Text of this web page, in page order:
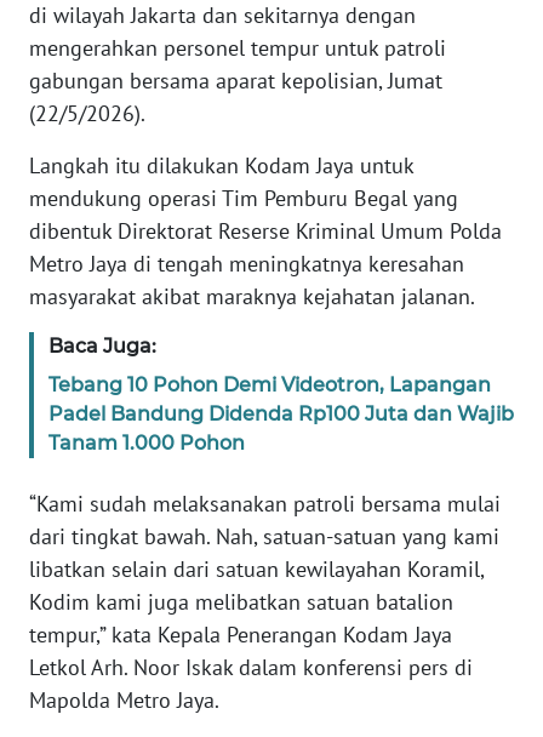
di wilayah Jakarta dan sekitarnya dengan
mengerahkan personel tempur untuk patroli
gabungan bersama aparat kepolisian, Jumat
(22/5/2026).
Langkah itu dilakukan Kodam Jaya untuk
mendukung operasi Tim Pemburu Begal yang
dibentuk Direktorat Reserse Kriminal Umum Polda
Metro Jaya di tengah meningkatnya keresahan
masyarakat akibat maraknya kejahatan jalanan.
Baca Juga:
Tebang 10 Pohon Demi Videotron, Lapangan
Padel Bandung Didenda Rp100 Juta dan Wajib
Tanam 1.000 Pohon
“Kami sudah melaksanakan patroli bersama mulai
dari tingkat bawah. Nah, satuan-satuan yang kami
libatkan selain dari satuan kewilayahan Koramil,
Kodim kami juga melibatkan satuan batalion
tempur,” kata Kepala Penerangan Kodam Jaya
Letkol Arh. Noor Iskak dalam konferensi pers di
Mapolda Metro Jaya.
INDEKS
BERITA
KONTAK
INFO
IKLAN
TENTANG
KAMI
PEDOMAN
MEDIA
SIBER
REDAKSI
KARIR
DISCLAIMER
News